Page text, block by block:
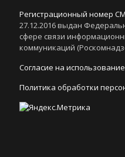
Регистрационный номер
27.12.2016 выдан
сфере связи
коммуникаций
Согласие на
Политика обработки